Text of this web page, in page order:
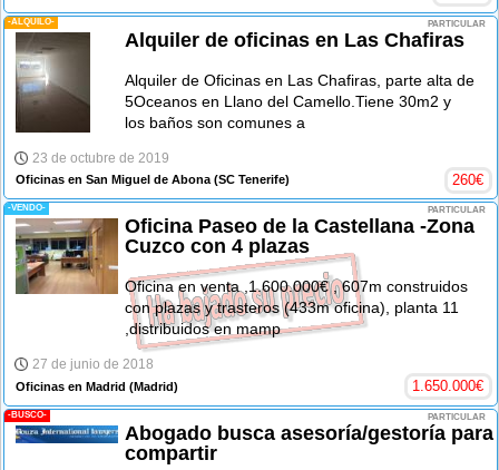
-ALQUILO- PARTICULAR
Alquiler de oficinas en Las Chafiras
Alquiler de Oficinas en Las Chafiras, parte alta de
5Oceanos en Llano del Camello.Tiene 30m2 y
los baños son comunes a
23 de octubre de 2019
Oficinas en San Miguel de Abona (SC Tenerife) 260€
-VENDO- PARTICULAR
Oficina Paseo de la Castellana -Zona
Cuzco con 4 plazas
Oficina en venta ,1.600.000€ , 607m construidos
con plazas y trasteros (433m oficina), planta 11
,distribuidos en mamp
27 de junio de 2018
Oficinas en Madrid (Madrid) 1.650.000€
-BUSCO- PARTICULAR
Abogado busca asesoría/gestoría para
compartir